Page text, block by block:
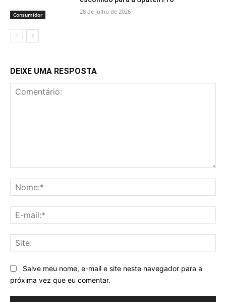
Consumidor 28 de julho de 2026
DEIXE UMA RESPOSTA
Salve meu nome, e-mail e site neste navegador para a
próxima vez que eu comentar.